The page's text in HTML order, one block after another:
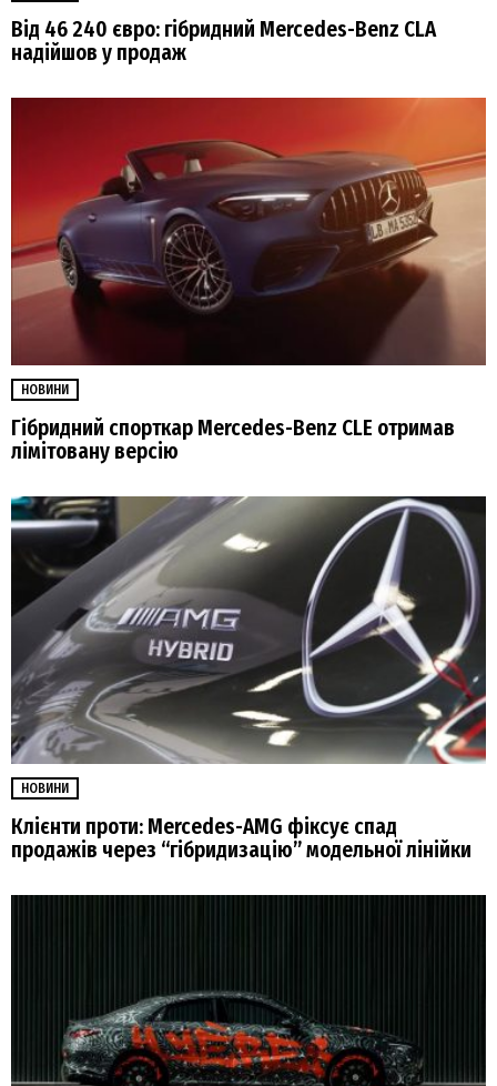
Від 46 240 євро: гібридний Mercedes-Benz CLA
надійшов у продаж
НОВИНИ
Гібридний спорткар Mercedes-Benz CLE отримав
лімітовану версію
НОВИНИ
Клієнти проти: Mercedes-AMG фіксує спад
продажів через “гібридизацію” модельної лінійки